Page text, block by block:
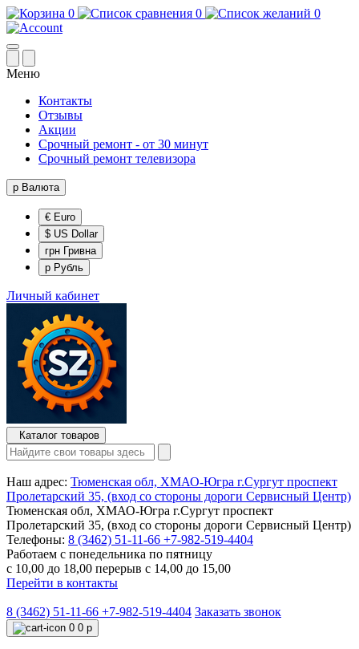
0 0 0
Меню
Контакты
Отзывы
Акции
Срочный ремонт - от 30 минут
Срочный ремонт телевизора
р Валюта
€ Euro
$ US Dollar
грн Гривна
р Рубль
Личный кабинет
Каталог товаров
Наш адрес: Тюменская обл, ХМАО-Югра г.Сургут проспект
Пролетарский 35, (вход со стороны дороги Сервисный Центр)
Тюменская обл, ХМАО-Югра г.Сургут проспект
Пролетарский 35, (вход со стороны дороги Сервисный Центр)
Телефоны: 8 (3462) 51-11-66 +7-982-519-4404
Работаем с понедельника по пятницу
с 10,00 до 18,00 перерыв с 14,00 до 15,00
Перейти в контакты
8 (3462) 51-11-66 +7-982-519-4404 Заказать звонок
0 0 р